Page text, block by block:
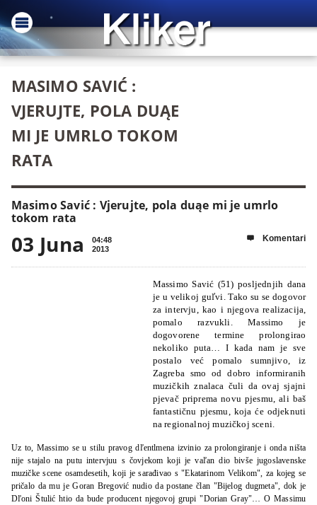
MASIMO SAVIĆ :
VJERUJTE, POLA DUĄE
MI JE UMRLO TOKOM
RATA
Masimo Savić : Vjerujte, pola duąe mi je umrlo
tokom rata
03 Juna
04:48
2013
 Komentari
Massimo Savić (51) posljednjih dana
je u velikoj guľvi. Tako su se dogovor
za intervju, kao i njegova realizacija,
pomalo razvukli. Massimo je
dogovorene termine prolongirao
nekoliko puta… I kada nam je sve
postalo već pomalo sumnjivo, iz
Zagreba smo od dobro informiranih
muzičkih znalaca čuli da ovaj sjajni
pjevač priprema novu pjesmu, ali baš
fantastičnu pjesmu, koja će odjeknuti
na regionalnoj muzičkoj sceni.
Uz to, Massimo se u stilu pravog dľentlmena izvinio za prolongiranje i onda ništa
nije stajalo na putu intervjuu s čovjekom koji je vaľan dio bivše jugoslavenske
muzičke scene osamdesetih, koji je sarađivao s "Ekatarinom Velikom", za kojeg se
pričalo da mu je Goran Bregović nudio da postane član "Bijelog dugmeta", dok je
Dľoni Štulić htio da bude producent njegovoj grupi "Dorian Gray"… O Massimu